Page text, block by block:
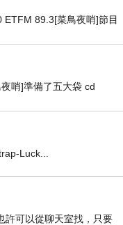
89.3[菜鳥夜哨]節目
哨]準備了五大袋 cd
Luck...
許可以從聊天室找，只要